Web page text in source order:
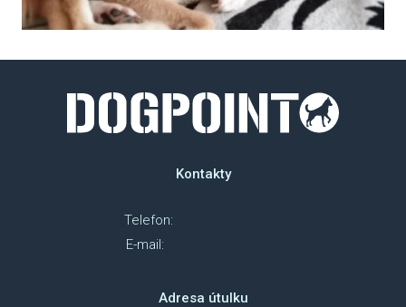
Kontakty
Telefon:
E-mail:
Adresa útulku